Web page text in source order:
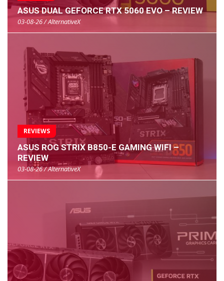
ASUS DUAL GEFORCE RTX 5060 EVO – REVIEW
03-08-26 / AlternativeX
REVIEWS
ASUS ROG STRIX B850-E GAMING WIFI –
REVIEW
03-08-26 / AlternativeX